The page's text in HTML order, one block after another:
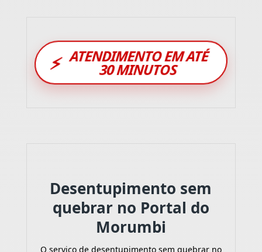
⚡ ATENDIMENTO EM ATÉ
30 MINUTOS
Desentupimento sem
quebrar no Portal do
Morumbi
O serviço de desentupimento sem quebrar no